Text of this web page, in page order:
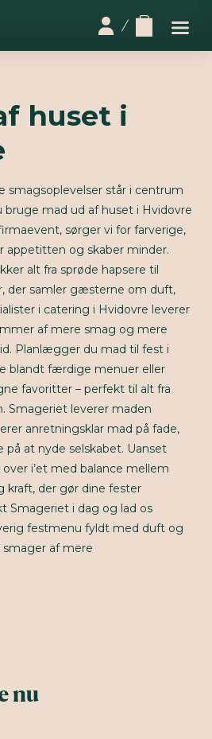
huset i
smagsoplevelser står i centrum
bruge mad ud af huset i Hvidovre
sørger vi for farverige,
appetitten og skaber minder.
alt fra sprøde hapsere til
der samler gæsterne om duft,
i catering i Hvidovre leverer
af mere smag og mere
Planlægger du mad til fest i
blandt færdige menuer eller
favoritter – perfekt til alt fra
Smageriet leverer maden
anretningsklar mad på fade,
på at nyde selskabet. Uanset
i’et med balance mellem
kraft, der gør dine fester
Smageriet i dag og lad os
festmenu fyldt med duft og
smager af mere
nu